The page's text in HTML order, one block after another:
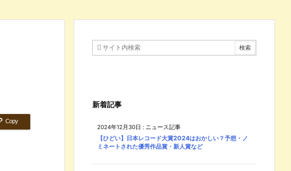
Copy
新着記事
2024年12月30日 : ニュース記事
【ひどい】日本レコード大賞2024はおかしい？予想・ノ
ミネートされた優秀作品賞・新人賞など